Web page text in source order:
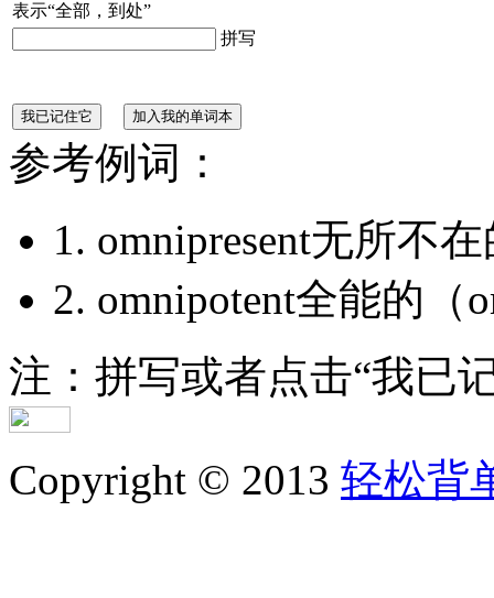
表示“全部，到处”
拼写
参考例词：
1. omnipresent无所不
2. omnipotent全能的（
注：拼写或者点击“我已
Copyright © 2013 轻松背